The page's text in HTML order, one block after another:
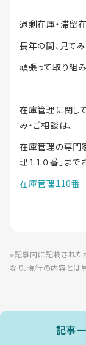
過剰在庫・滞留
長年の間、見て
頑張って取り組み
在庫管理に関し
み・ご相談は、
在庫管理の専門
理１１０番」まで
在庫管理110番
※記事内に記載された
なり、現行の内容とは
記事